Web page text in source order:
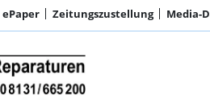
ePaper Zeitungszustellung Media-